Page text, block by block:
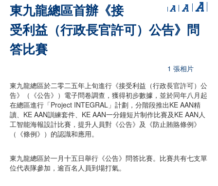
東九龍總區首辦《接
受利益（行政長官許可）公告》問
答比賽
1 張相片
東九龍總區於二零二五年上旬進行《接受利益（行政長官許可）公
告》（《公告》）電子問卷調查，獲得初步數據，並於同年八月起
在總區進行「Project INTEGRAL」計劃，分階段推出KE AAN精
讀、KE AAN訓練套件、KE AAN一分鐘短片制作比賽及KE AAN人
工智能海報設計比賽，提升人員對《公告》及《防止賄賂條例》
（《條例》）的認識和應用。
東九龍總區於一月十五日舉行《公告》問答比賽。比賽共有七支單
位代表隊參加，逾百名人員到場打氣。